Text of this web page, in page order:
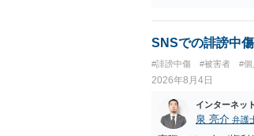
相手に全ての弁護
せることができるで
SNSでの誹謗中
#誹謗中傷 #被害者 #個
2026年8月4日
インターネッ
泉 亮介 弁護